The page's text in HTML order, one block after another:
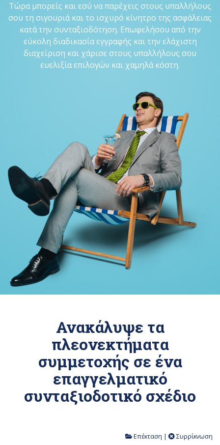
Τώρα μπορείς και εσύ να παρέχεις στους υπαλλήλους
σου τη σιγουριά και το ισχυρό κίνητρο της ασφάλειας
κατά την συνταξιοδότηση. Επωφελήσου από την
εύκολη διαδικασία εγγραφής και την ελάχιστη
διαχείριση και χάρισε στους υπαλλήλους σου
ευελιξία επιλογών και χαμηλά κόστη.
Ανακάλυψε τα
πλεονεκτήματα
συμμετοχής σε ένα
επαγγελματικό
συνταξιοδοτικό σχέδιο
Επέκταση | Συρρίκνωση